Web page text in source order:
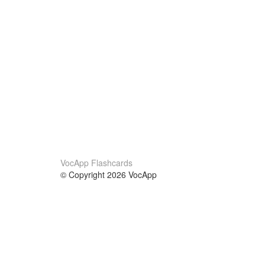
VocApp Flashcards
© Copyright 2026 VocApp